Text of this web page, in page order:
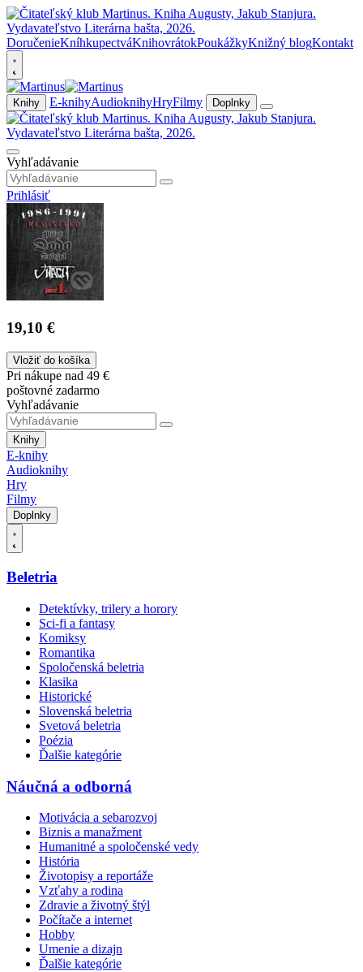
DoručenieKníhkupectváKnihovrátokPoukážkyKnižný blogKontakt
Knihy E-knihyAudioknihyHryFilmy Doplnky
Vyhľadávanie
Prihlásiť
19,10 €
Vložiť do košíka
Pri nákupe nad 49 €
poštovné zadarmo
Vyhľadávanie
Knihy
E-knihy
Audioknihy
Hry
Filmy
Doplnky
Beletria
Detektívky, trilery a horory
Sci-fi a fantasy
Komiksy
Romantika
Spoločenská beletria
Klasika
Historické
Slovenská beletria
Svetová beletria
Poézia
Ďalšie kategórie
Náučná a odborná
Motivácia a sebarozvoj
Biznis a manažment
Humanitné a spoločenské vedy
História
Životopisy a reportáže
Vzťahy a rodina
Zdravie a životný štýl
Počítače a internet
Hobby
Umenie a dizajn
Ďalšie kategórie